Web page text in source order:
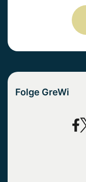
Folge GreWi